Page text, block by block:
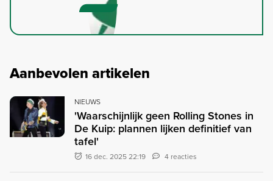
Aanbevolen artikelen
NIEUWS
'Waarschijnlijk geen Rolling Stones in
De Kuip: plannen lijken definitief van
tafel'
16 dec. 2025 22:19 4 reacties